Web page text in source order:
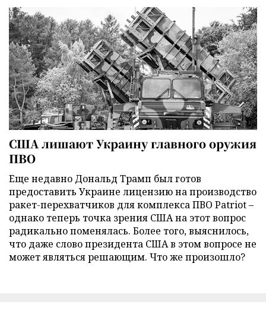
США лишают Украину главного оружия
ПВО
Еще недавно Дональд Трамп был готов
предоставить Украине лицензию на производство
ракет-перехватчиков для комплекса ПВО Patriot –
однако теперь точка зрения США на этот вопрос
радикально поменялась. Более того, выяснилось,
что даже слово президента США в этом вопросе не
может являться решающим. Что же произошло?